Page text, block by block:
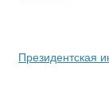
Президентская